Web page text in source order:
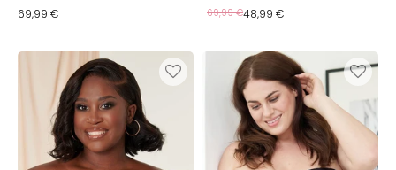
Normaler
69,99 €
Normaler
69,99 €
Verkaufspreis
48,99 €
BH
Diamond
Taupe
Liberty
Conscious